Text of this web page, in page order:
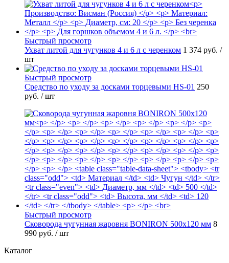
Быстрый просмотр
Ухват литой для чугунков 4 и 6 л с черенком 1 374 руб. /
шт
Быстрый просмотр
Средство по уходу за досками торцевыми HS-01 250
руб. / шт
Быстрый просмотр
Сковорода чугунная жаровня BONIRON 500х120 мм 8
990 руб. / шт
Каталог